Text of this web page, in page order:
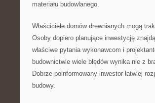
materiału budowlanego.
Właściciele domów drewnianych mogą
Osoby dopiero planujące inwestycję
właściwe pytania wykonawcom i
budownictwie wiele błędów wynika nie z
Dobrze poinformowany inwestor łatwiej
budowy.